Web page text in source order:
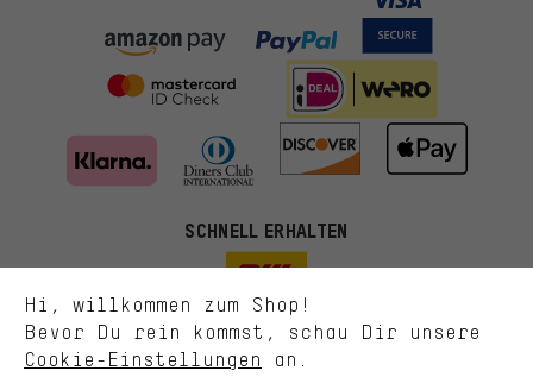
SCHNELL ERHALTEN
Hi, willkommen zum Shop!
Bevor Du rein kommst, schau Dir unsere
Cookie-Einstellungen an.
Passendere Angebote
Du bekommst, statt zufälliger Werbung, genauer passende
Angebote von uns. Diese Cookies helfen uns, Deine Interessen
besser zu erkennen und Dir relevante Produkte und Tipps zu
Bessere Leistung
Uns interessiert, was Du in unserem Shop suchst und brauchst.
selbst Einfluss auf die Verbesserung unserer Webseite und
unseres Shop-Angebots.